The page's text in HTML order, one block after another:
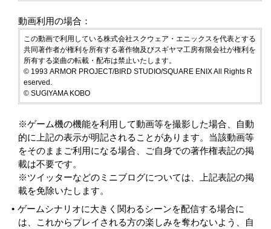
動画利用の場合：
この動画で利用している株式会社スクウェア・エニックスを代表とする
共同著作者が権利を所有する著作物及びスギヤマ工房有限会社が権利を
所有する楽曲の転載・配布は禁止いたします。
© 1993 ARMOR PROJECT/BIRD STUDIO/SQUARE ENIX All Rights R
eserved.
© SUGIYAMA KOBO
※ゲーム機の機能を利用して動画等を撮影した場合、自動
的に上記の表示が明記されることがあります。当該動画等
をそのままご利用になる場合、ご自身での著作権表記の掲
載は不要です。
※ツイッターなどのミニブログについては、上記表記の掲
載を免除いたします。
ゲームシナリオに大きく関わるシーンを配信する場合に
は、これからプレイされる方の楽しみを奪わないよう、自